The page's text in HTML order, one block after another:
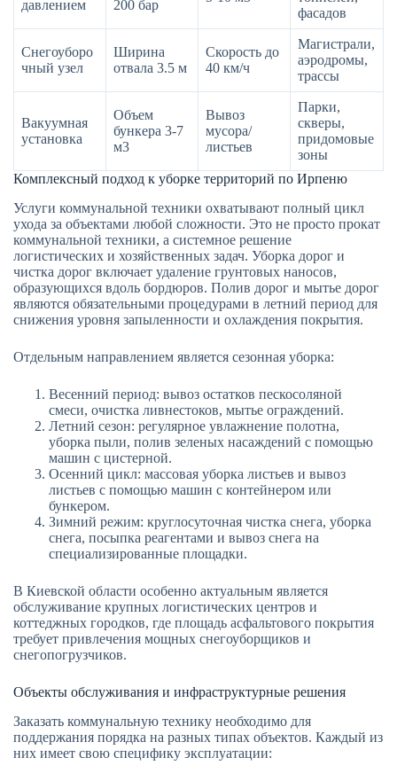
давлением
200 бар
фасадов
Снегоуборо
чный узел
Ширина
отвала 3.5 м
Скорость до
40 км/ч
Магистрали,
аэродромы,
трассы
Вакуумная
установка
Объем
бункера 3-7
м3
Вывоз
мусора/
листьев
Парки,
скверы,
придомовые
зоны
Комплексный подход к уборке территорий по Ирпеню
Услуги коммунальной техники охватывают полный цикл
ухода за объектами любой сложности. Это не просто прокат
коммунальной техники, а системное решение
логистических и хозяйственных задач. Уборка дорог и
чистка дорог включает удаление грунтовых наносов,
образующихся вдоль бордюров. Полив дорог и мытье дорог
являются обязательными процедурами в летний период для
снижения уровня запыленности и охлаждения покрытия.
Отдельным направлением является сезонная уборка:
Весенний период: вывоз остатков пескосоляной
смеси, очистка ливнестоков, мытье ограждений.
Летний сезон: регулярное увлажнение полотна,
уборка пыли, полив зеленых насаждений с помощью
машин с цистерной.
Осенний цикл: массовая уборка листьев и вывоз
листьев с помощью машин с контейнером или
бункером.
Зимний режим: круглосуточная чистка снега, уборка
снега, посыпка реагентами и вывоз снега на
специализированные площадки.
В Киевской области особенно актуальным является
обслуживание крупных логистических центров и
коттеджных городков, где площадь асфальтового покрытия
требует привлечения мощных снегоуборщиков и
снегопогрузчиков.
Объекты обслуживания и инфраструктурные решения
Заказать коммунальную технику необходимо для
поддержания порядка на разных типах объектов. Каждый из
них имеет свою специфику эксплуатации: